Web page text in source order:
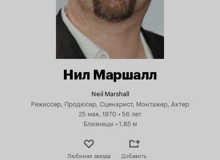
Нил Маршалл
Neil Marshall
Режиссер, Продюсер, Сценарист, Монтажер, Актер
25 мая, 1970 •56 лет
Близнецы •1.85 м
Любимая звезда Добавить